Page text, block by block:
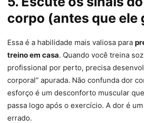
corpo (antes que ele
Essa é a habilidade mais valiosa para
treino em casa. Quando você treina
profissional por perto, precisa
corporal” apurada. Não confunda dor
esforço é um desconforto muscular
passa logo após o exercício. A dor é
errado.